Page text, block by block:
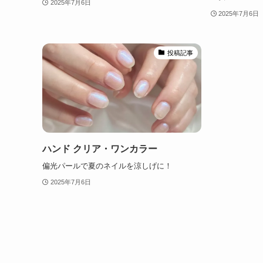
2025年7月6日
2025年7月6日
投稿記事
ハンド クリア・ワンカラー
偏光パールで夏のネイルを涼しげに！
2025年7月6日